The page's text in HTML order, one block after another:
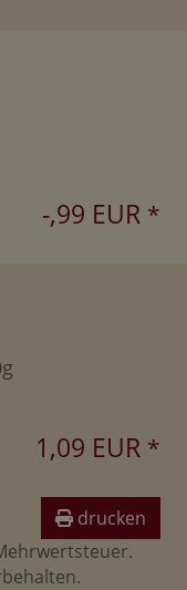
-,99 EUR *
1,09 EUR *
drucken